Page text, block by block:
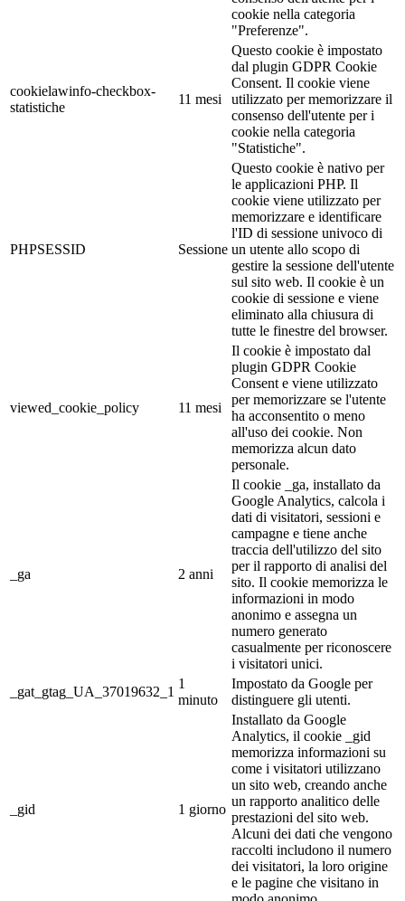
cookie nella categoria
"Preferenze".
cookielawinfo-checkbox-
statistiche
11 mesi
Questo cookie è impostato
dal plugin GDPR Cookie
Consent. Il cookie viene
utilizzato per memorizzare il
consenso dell'utente per i
cookie nella categoria
"Statistiche".
PHPSESSID Sessione
Questo cookie è nativo per
le applicazioni PHP. Il
cookie viene utilizzato per
memorizzare e identificare
l'ID di sessione univoco di
un utente allo scopo di
gestire la sessione dell'utente
sul sito web. Il cookie è un
cookie di sessione e viene
eliminato alla chiusura di
tutte le finestre del browser.
viewed_cookie_policy 11 mesi
Il cookie è impostato dal
plugin GDPR Cookie
Consent e viene utilizzato
per memorizzare se l'utente
ha acconsentito o meno
all'uso dei cookie. Non
memorizza alcun dato
personale.
_ga 2 anni
Il cookie _ga, installato da
Google Analytics, calcola i
dati di visitatori, sessioni e
campagne e tiene anche
traccia dell'utilizzo del sito
per il rapporto di analisi del
sito. Il cookie memorizza le
informazioni in modo
anonimo e assegna un
numero generato
casualmente per riconoscere
i visitatori unici.
_gat_gtag_UA_37019632_1
1
minuto
Impostato da Google per
distinguere gli utenti.
_gid 1 giorno
Installato da Google
Analytics, il cookie _gid
memorizza informazioni su
come i visitatori utilizzano
un sito web, creando anche
un rapporto analitico delle
prestazioni del sito web.
Alcuni dei dati che vengono
raccolti includono il numero
dei visitatori, la loro origine
e le pagine che visitano in